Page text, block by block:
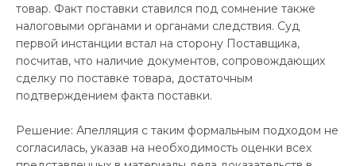
товар. Факт поставки ставился под сомнение также
налоговыми органами и органами следствия. Суд
первой инстанции встал на сторону Поставщика,
посчитав, что наличие документов, сопровождающих
сделку по поставке товара, достаточным
подтверждением факта поставки.
Решение: Апелляция с таким формальным подходом не
согласилась, указав на необходимость оценки всех